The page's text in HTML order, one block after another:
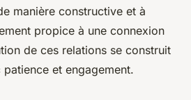
manière constructive et à
propice à une connexion
de ces relations se construit
et engagement.